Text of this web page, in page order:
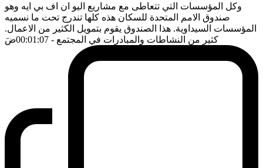
وكل المؤسسات التي تتعاطى مع مشاريع اليو ان اف بي ايه وهو
صندوق الامم المتحدة للسكان هذه كلها تندرج تحت ما نسميه
المؤسسات السيداوية. هذا الصندوق يقوم بتمويل الكثير من الاعمال.
كثير من النشاطات والمبادرات في المجتمع - 00:01:07 ضَ